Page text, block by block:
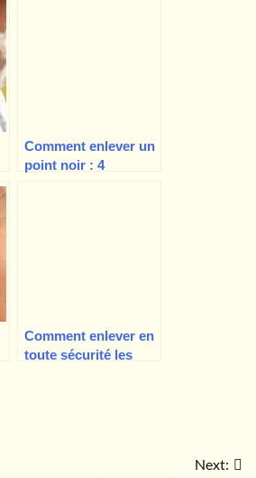
Comment enlever un
point noir : 4
Comment enlever en
toute sécurité les
Next: